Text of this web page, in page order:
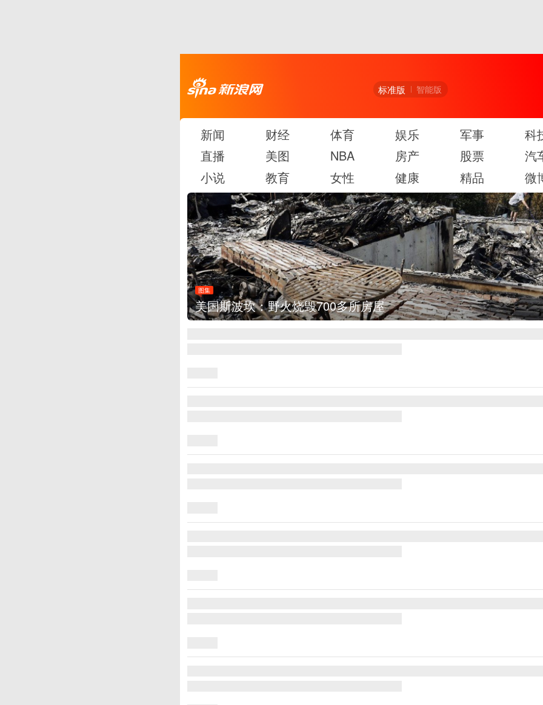
标准版 智能版
新闻 财经 体育 娱乐 军事
科
直播
美图 NBA 房产 股票
汽
小说
教育 女性 健康 精品 微
图集
美国斯波坎：野火烧毁700多所房屋